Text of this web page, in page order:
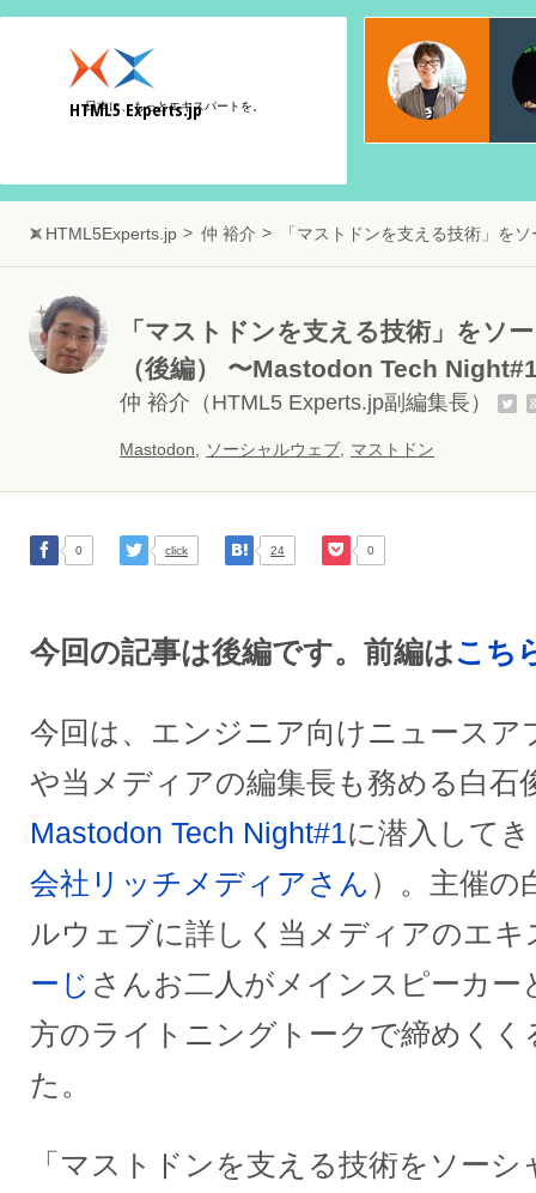
HTML5 Experts.jp
日本に、もっとエキスパートを。
物
日本
Web
HTML5Experts.jp 仲 裕介 「マストドンを支える技術」を
「マストドンを支える技術」をソ
（後編） 〜Mastodon Tech
仲 裕介 （HTML5 Experts.jp副編集長）
Mastodon ソーシャルウェブ マストドン
0 click 24 0
今回の記事は後編です。前編はこち
今回は、エンジニア向けニュースア
や当メディアの編集長も務める白石
Mastodon Tech Night#1に潜入して
会社リッチメディアさん ）。主催の
ルウェブに詳しく当メディアのエ
ーじ さんお二人がメインスピーカー
方のライトニングトークで締めくく
た。
「マストドンを支える技術をソー